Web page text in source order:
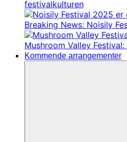
festivalkulturen
Breaking News: Noisily
Mushroom Valley
Kommende arrangementer